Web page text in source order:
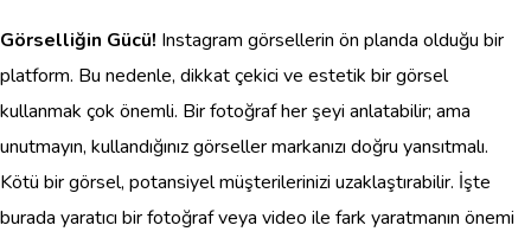
Görselliğin Gücü! Instagram görsellerin ön planda olduğu bir
platform. Bu nedenle, dikkat çekici ve estetik bir görsel
kullanmak çok önemli. Bir fotoğraf her şeyi anlatabilir; ama
unutmayın, kullandığınız görseller markanızı doğru yansıtmalı.
Kötü bir görsel, potansiyel müşterilerinizi uzaklaştırabilir. İşte
burada yaratıcı bir fotoğraf veya video ile fark yaratmanın önemi